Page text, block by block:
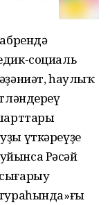
социаль
һаулыҡ
үткәреүҙе
Рәсәй